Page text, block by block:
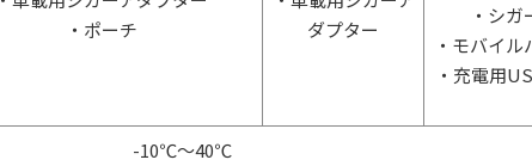
・ポーチ
ダプター
・シ
・モバイル
・充電用
-10℃～40℃